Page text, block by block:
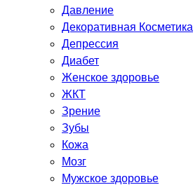
Давление
Декоративная Косметика
Депрессия
Диабет
Женское здоровье
ЖКТ
Зрение
Зубы
Кожа
Мозг
Мужское здоровье